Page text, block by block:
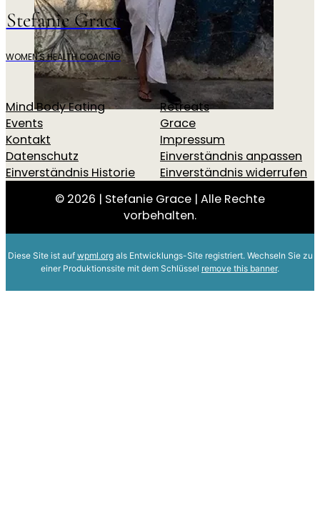
Stefanie Grace
WOMEN'S HEALTH COACING
Mind Body Eating
Retreats
Events
Grace
Kontakt
Impressum
Datenschutz
Einverständnis anpassen
Einverständnis Historie
Einverständnis widerrufen
© 2026 | Stefanie Grace | Alle Rechte
vorbehalten.
Diese Site ist auf wpml.orgals Entwicklungs-Site registriert. Wechseln Sie zu
einer Produktionssite mit dem Schlüssel remove this banner.